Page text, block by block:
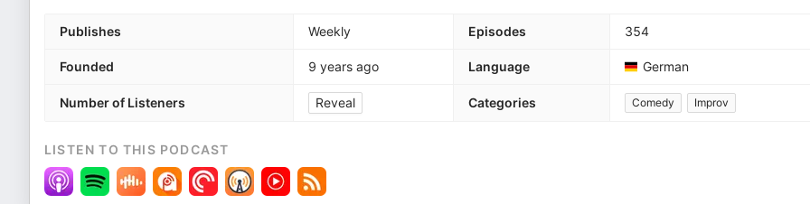
Publishes Weekly Episodes 354
Founded 9 years ago Language German
Number of Listeners Reveal Categories Comedy Improv
LISTEN TO THIS PODCAST